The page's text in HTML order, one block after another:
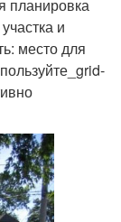
планировка
и
место для